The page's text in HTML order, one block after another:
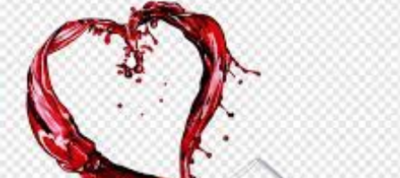
ಸತೀಶ
ಅವರ
ಗಜಲ್